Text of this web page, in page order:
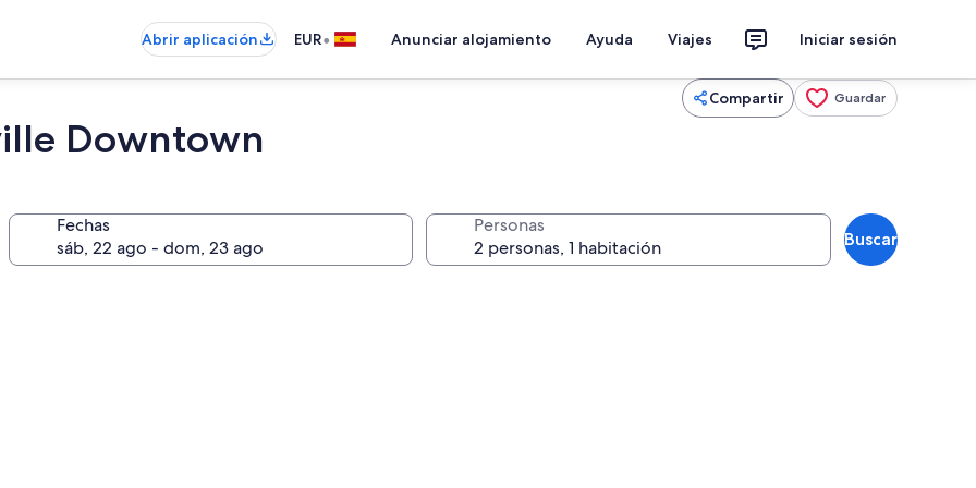
Abrir aplicación EUR• Anunciar alojamiento Ayuda Viajes Iniciar sesión
Compartir Guardar
Downtown
Fechas Personas
Buscar